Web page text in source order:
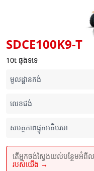
SDCE100K9-T
10t ធុងទទេ
មូលដ្ឋានកង់
លេខជង់
សមត្ថភាពផ្ទុកអតិបរមា
តើអ្នកចង់ស្វែងយល់បន្ថែមអំ
របស់យើង →